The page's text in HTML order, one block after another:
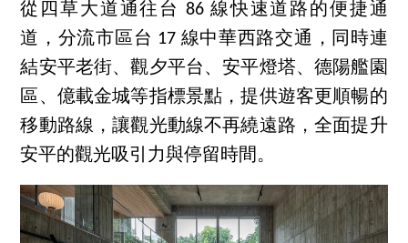
從四草大道通往台 86 線快速道路的便捷通
道，分流市區台 17 線中華西路交通，同時連
結安平老街、觀夕平台、安平燈塔、德陽艦園
區、億載金城等指標景點，提供遊客更順暢的
移動路線，讓觀光動線不再繞遠路，全面提升
安平的觀光吸引力與停留時間。